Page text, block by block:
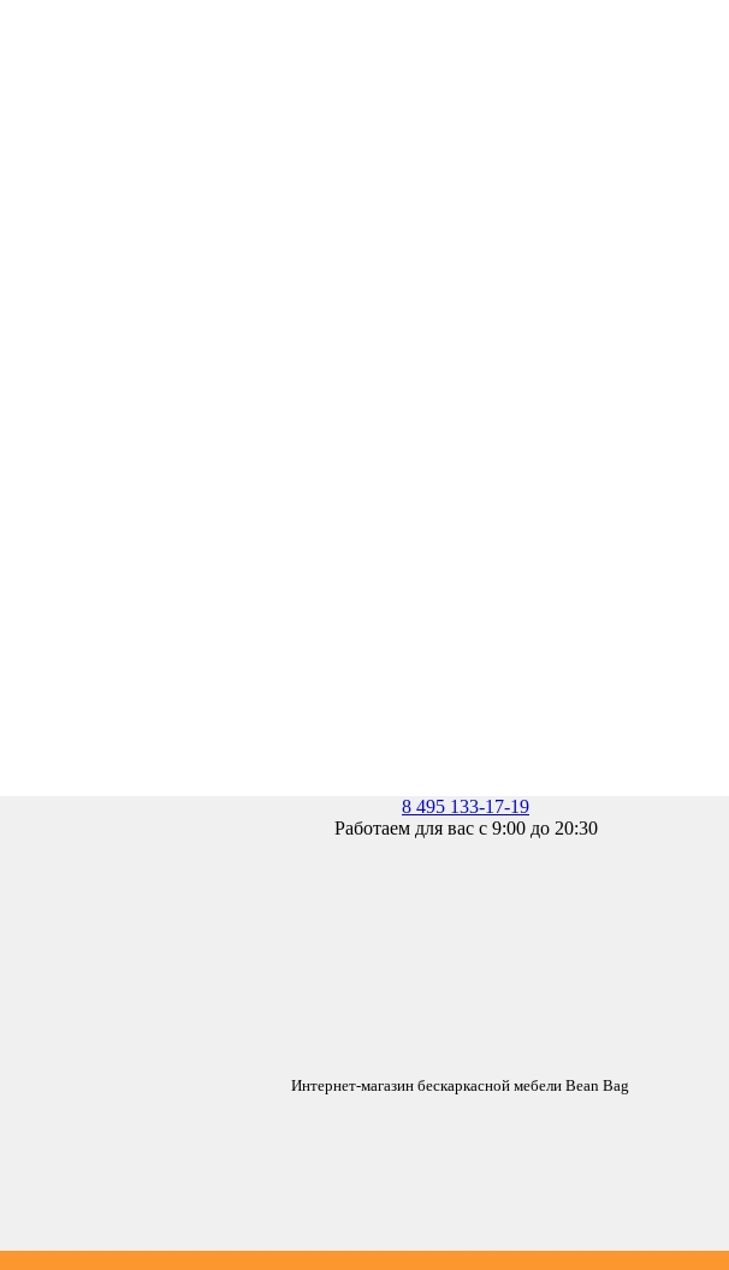
8 495 133-17-19
Работаем для вас с 9:00 до 20:30
Интернет-магазин бескаркасной мебели Bean Bag